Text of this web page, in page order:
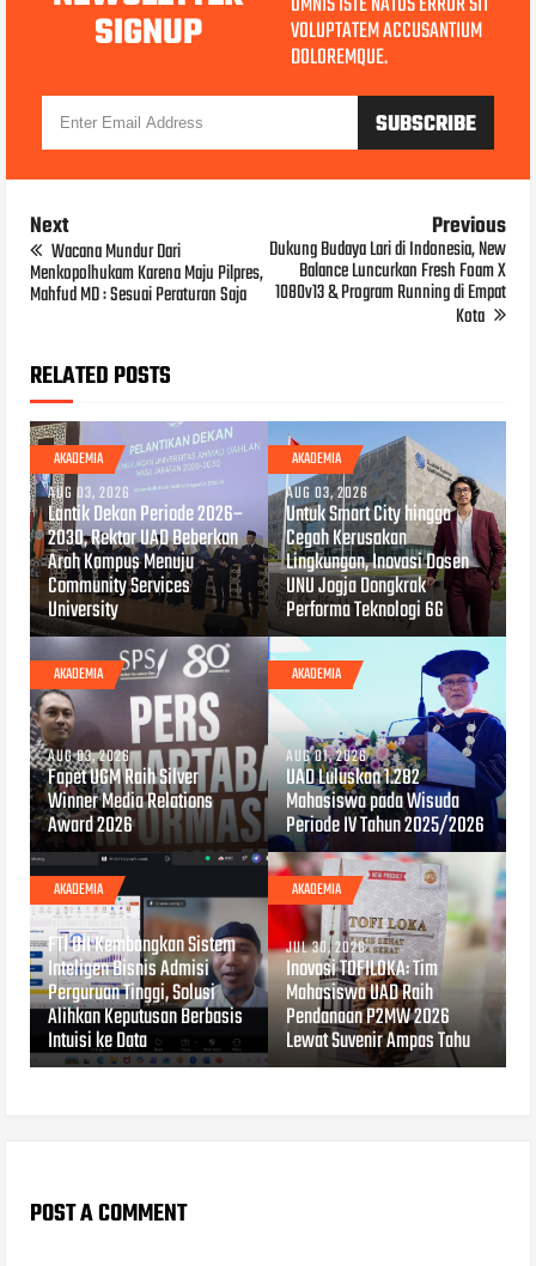
SIGNUP VOLUPTATEM ACCUSANTIUM
DOLOREMQUE.
Next
Wacana Mundur Dari
Menkopolhukam Karena Maju Pilpres,
Mahfud MD : Sesuai Peraturan Saja
Previous
Dukung Budaya Lari di Indonesia, New
Balance Luncurkan Fresh Foam X
1080v13 & Program Running di Empat
Kota
RELATED POSTS
AKADEMIA
AUG 03, 2026
Lantik Dekan Periode 2026–
2030, Rektor UAD Beberkan
Arah Kampus Menuju
Community Services
University
AKADEMIA
AUG 03, 2026
Untuk Smart City hingga
Cegah Kerusakan
Lingkungan, Inovasi Dosen
UNU Jogja Dongkrak
Performa Teknologi 6G
AKADEMIA
AUG 03, 2026
Fapet UGM Raih Silver
Winner Media Relations
Award 2026
AKADEMIA
AUG 01, 2026
UAD Luluskan 1.282
Mahasiswa pada Wisuda
Periode IV Tahun 2025/2026
AKADEMIA
JUL 30, 2026
FTI UII Kembangkan Sistem
Inteligen Bisnis Admisi
Perguruan Tinggi, Solusi
Alihkan Keputusan Berbasis
Intuisi ke Data
AKADEMIA
JUL 30, 2026
Inovasi TOFILOKA: Tim
Mahasiswa UAD Raih
Pendanaan P2MW 2026
Lewat Suvenir Ampas Tahu
POST A COMMENT